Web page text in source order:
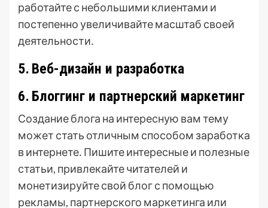
работайте с небольшими клиентами и
постепенно увеличивайте масштаб своей
деятельности․
5․ Веб-дизайн и разработка
6․ Блоггинг и партнерский маркетинг
Создание блога на интересную вам тему
может стать отличным способом заработка
в интернете․ Пишите интересные и полезные
статьи, привлекайте читателей и
монетизируйте свой блог с помощью
рекламы, партнерского маркетинга или